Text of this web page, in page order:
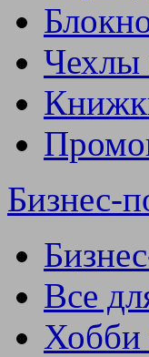
Чехлы
Бизнес-
Все
Хобби